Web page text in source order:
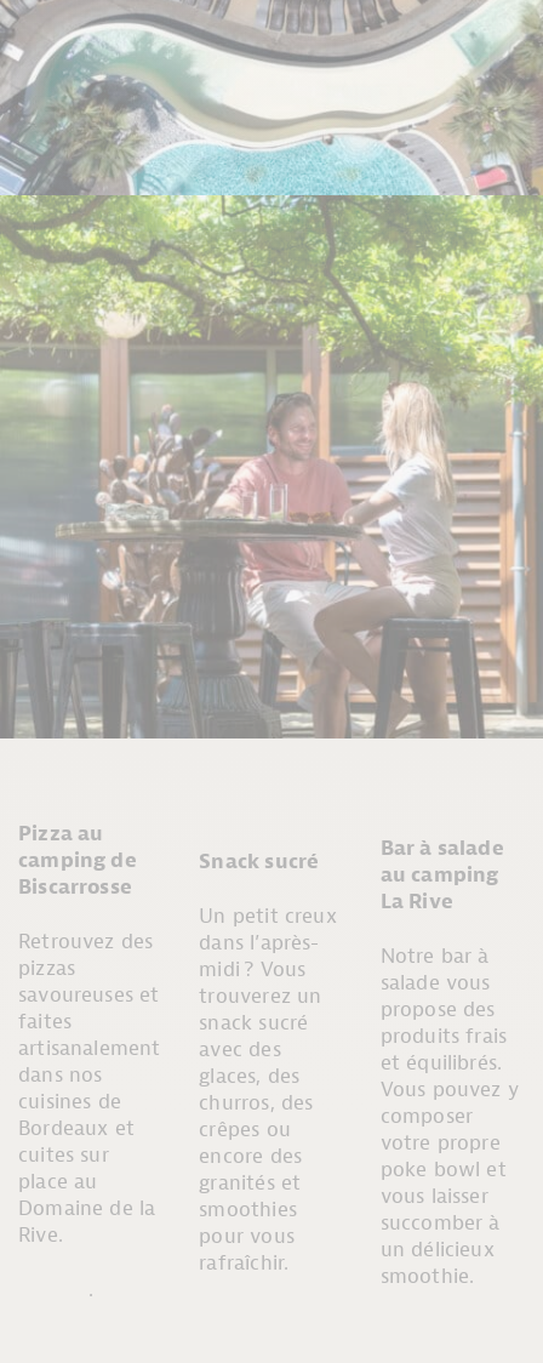
Pizza au
camping de
Biscarrosse
Retrouvez des
pizzas
savoureuses et
faites
artisanalement
dans nos
cuisines de
Bordeaux et
cuites sur
place au
Domaine de la
Rive.
.
Snack sucré
Un petit creux
dans l’après-
midi ? Vous
trouverez un
snack sucré
avec des
glaces, des
churros, des
crêpes ou
encore des
granités et
smoothies
pour vous
rafraîchir.
Bar à salade
au camping
La Rive
Notre bar à
salade vous
propose des
produits frais
et équilibrés.
Vous pouvez y
composer
votre propre
poke bowl et
vous laisser
succomber à
un délicieux
smoothie.